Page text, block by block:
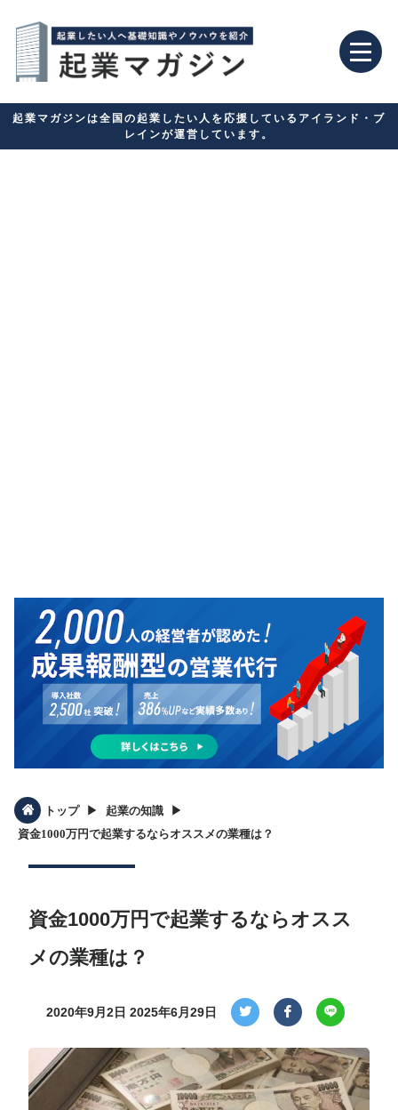
起業マガジンは全国の起業したい人を応援しているアイランド・ブ
レインが運営しています。
トップ ▶︎ 起業の知識 ▶︎
資金1000万円で起業するならオススメの業種は？
資金1000万円で起業するならオスス
メの業種は？
2020年9月2日 2025年6月29日